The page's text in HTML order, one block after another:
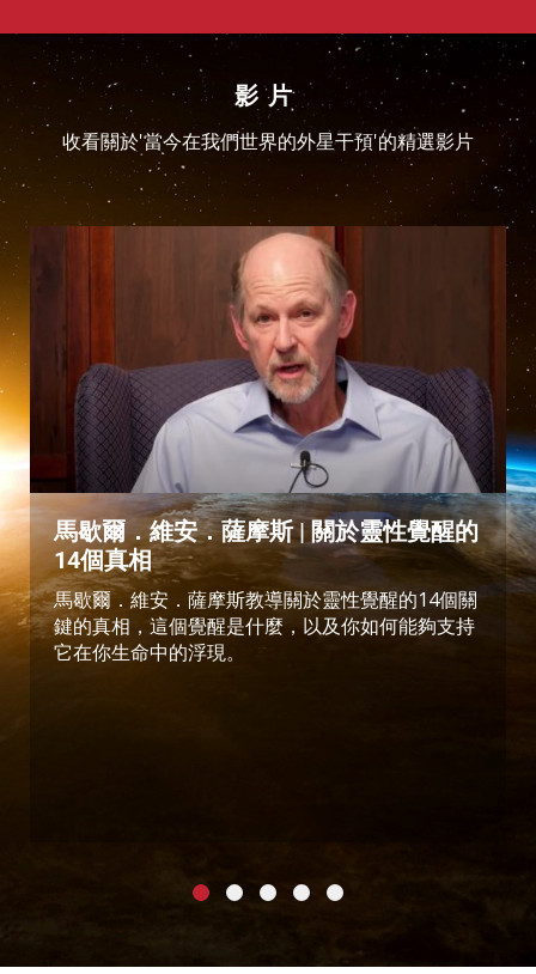
影片
收看關於'當今在我們世界的外星干預'的精選影片
馬歇爾．維安．薩摩斯 | 關於靈性覺醒的
14個真相
馬歇爾．維安．薩摩斯教導關於靈性覺醒的14個關
鍵的真相，這個覺醒是什麼，以及你如何能夠支持
它在你生命中的浮現。